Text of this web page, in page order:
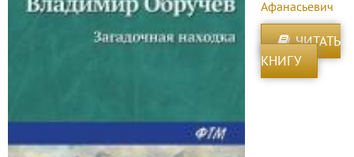
Афанасьевич
ЧИТАТЬ
КНИГУ